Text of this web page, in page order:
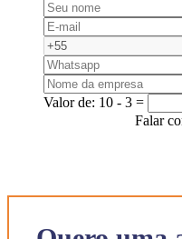
Valor de: 10 - 3 =
Falar